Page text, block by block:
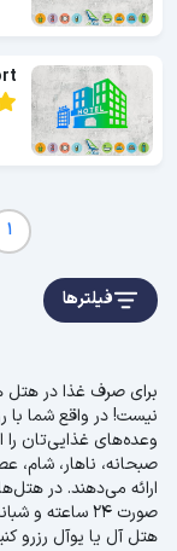
1
فیلترها
برای صرف غذا در هتل
وعده‌های غذایی‌تان را
صبحانه، ناهار، شام،
ارائه می‌دهند. در
صورت 24 ساعته
هتل آل یا یوآل رزرو